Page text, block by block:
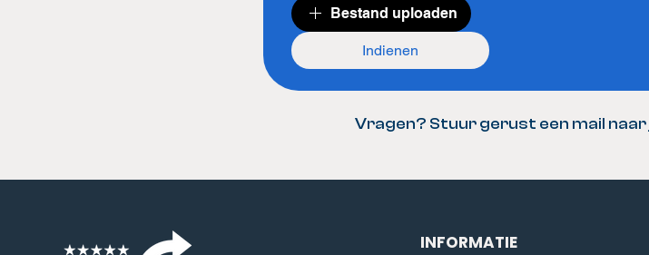
Bestand uploaden
Indienen
Vragen? Stuur gerust een mail naar
INFORMATIE